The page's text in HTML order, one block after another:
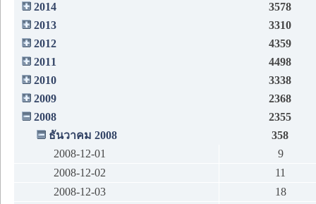
2014
3578
2013
3310
2012
4359
2011
4498
2010
3338
2009
2368
2008
2355
ธันวาคม 2008
358
2008-12-01
9
2008-12-02
11
2008-12-03
18